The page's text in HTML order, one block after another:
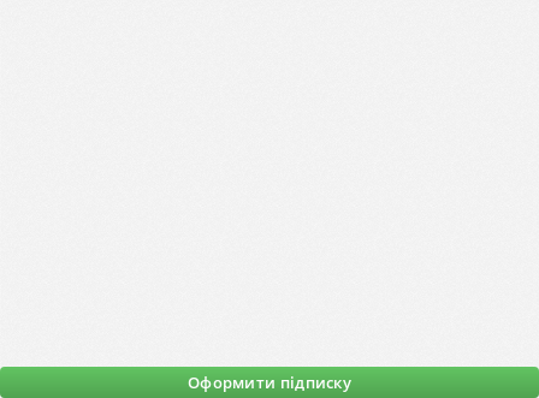
Оформити підписку